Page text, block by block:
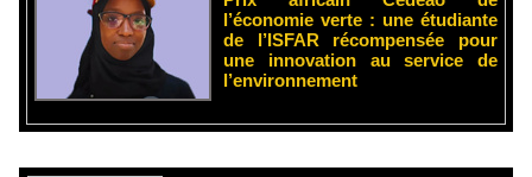
l’économie verte : une étudiante
de l’ISFAR récompensée pour
une innovation au service de
l’environnement